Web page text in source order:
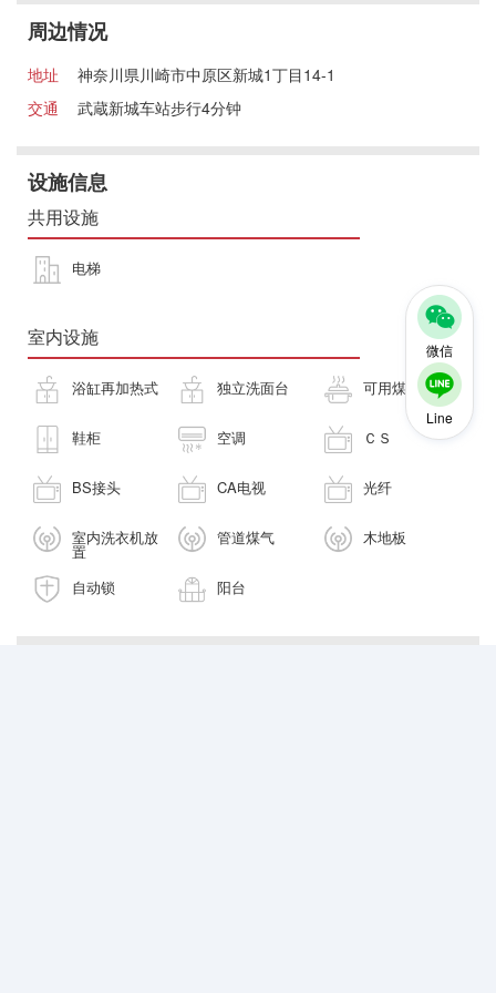
微信
Line
周边情况
地址
神奈川県川崎市中原区新城1丁目14-1
交通
武蔵新城车站步行4分钟
设施信息
共用设施
电梯
室内设施
浴缸再加热式 独立洗面台 可用煤气灶
鞋柜 空调 ＣＳ
BS接头 CA电视 光纤
室内洗衣机放
置
管道煤气 木地板
自动锁 阳台